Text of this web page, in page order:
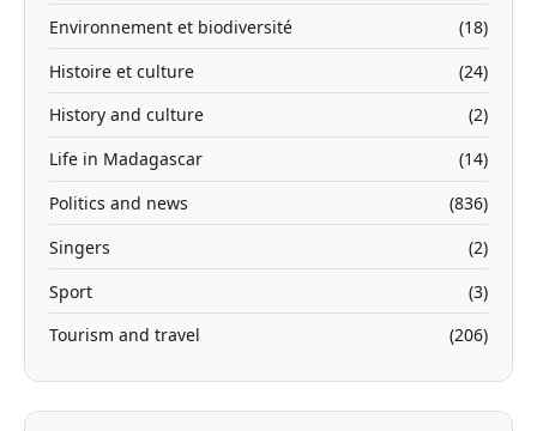
Environnement et biodiversité
(18)
Histoire et culture
(24)
History and culture
(2)
Life in Madagascar
(14)
Politics and news
(836)
Singers
(2)
Sport
(3)
Tourism and travel
(206)